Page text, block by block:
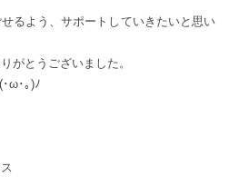
るよう、サポートしていきたいと思い
がとうございました。
ω･｡)ﾉ